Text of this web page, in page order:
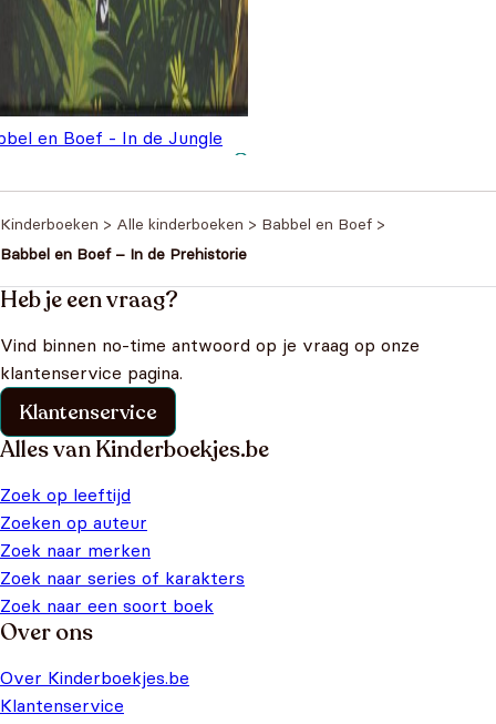
en Boef - In de Jungle
Kinderboeken > Alle kinderboeken > Babbel en Boef >
Babbel en Boef – In de Prehistorie
Heb je een vraag?
Vind binnen no-time antwoord op je vraag op onze
klantenservice pagina.
Klantenservice
Alles van Kinderboekjes.be
Zoek op leeftijd
Zoeken op auteur
Zoek naar merken
Zoek naar series of karakters
Zoek naar een soort boek
Over ons
Over Kinderboekjes.be
Klantenservice